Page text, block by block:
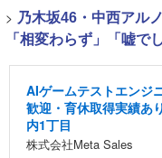
> 乃木坂46・中西アル
「相変わらず」「嘘で
AIゲームテストエンジ
歓迎・育休取得実績あ
内1丁目
株式会社Meta Sales